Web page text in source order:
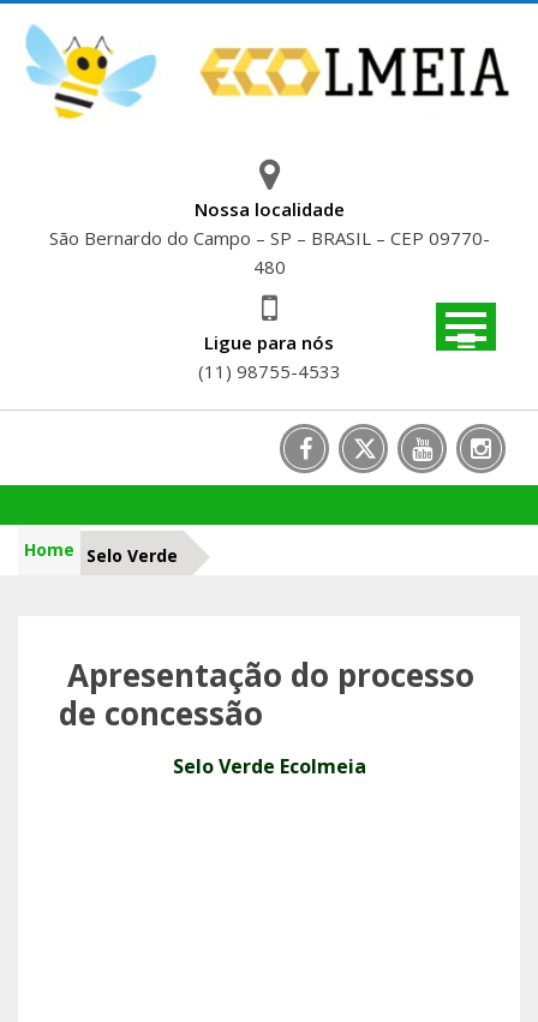
content
Nossa localidade
São Bernardo do Campo – SP – BRASIL – CEP 09770-
480
Ligue para nós
(11) 98755-4533
Home Selo Verde
Apresentação do processo
de concessão
Selo Verde Ecolmeia